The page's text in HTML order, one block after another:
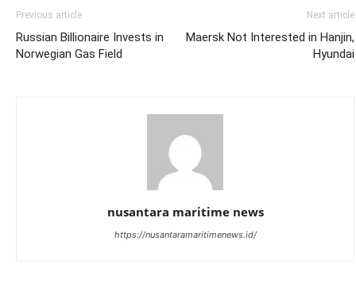
Previous article
Russian Billionaire Invests in
Norwegian Gas Field
Next article
Maersk Not Interested in Hanjin,
Hyundai
nusantara maritime news
https://nusantaramaritimenews.id/